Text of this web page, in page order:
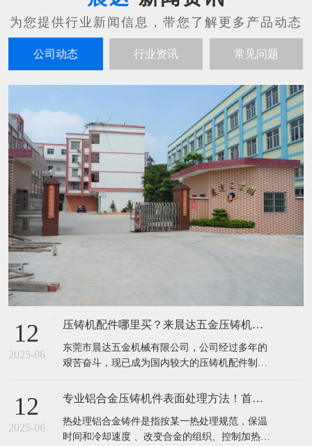
公司动态 行业资讯 常见问题
12
2025-06
压铸机配件哪里买？来晨达五金压铸机配件厂
东莞市晨达五金机械有限公司，公司经过多年的
艰苦奋斗，现已成为国内较大的压铸机配件制造
择的知名压铸机配件品牌。本厂技术力量雄厚、
大型精密镗床、大型平面磨床（大水磨）、数控
车床、CNC、电脑线切割、精密车床、磨床
12
2025-06
专业铝合金压铸机件表面处理方法！首选东莞晨达
热处理铝合金铸件是指按某一热处理规范，保温
时间和冷却速度 、改变合金的组织、控制加热温